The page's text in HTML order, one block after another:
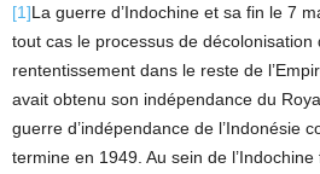
[1]La guerre d’Indochine et sa fin le 7
tout cas le processus de décolonisation
rententissement dans le reste de
avait obtenu son indépendance du
guerre d’indépendance de l’Indonésie
termine en 1949. Au sein de